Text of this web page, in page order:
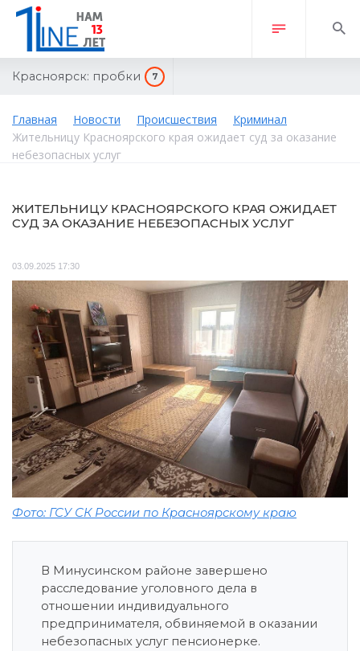
Красноярск: пробки 7
Главная Новости Происшествия
Криминал
Жительницу Красноярского края ожидает суд за оказание
небезопасных услуг
ЖИТЕЛЬНИЦУ КРАСНОЯРСКОГО КРАЯ ОЖИДАЕТ
СУД ЗА ОКАЗАНИЕ НЕБЕЗОПАСНЫХ УСЛУГ
03.09.2025 17:30
Фото: ГСУ СК России по Красноярскому краю
В Минусинском районе завершено
расследование уголовного дела в
отношении индивидуального
предпринимателя, обвиняемой в оказании
небезопасных услуг пенсионерке.